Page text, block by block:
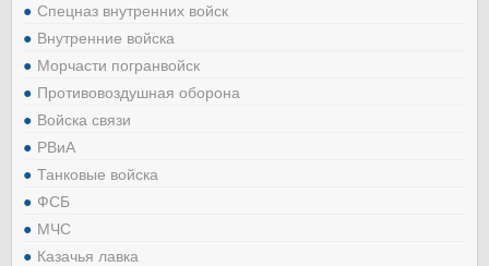
Спецназ внутренних войск
Внутренние войска
Морчасти погранвойск
Противовоздушная оборона
Войска связи
РВиА
Танковые войска
ФСБ
МЧС
Казачья лавка